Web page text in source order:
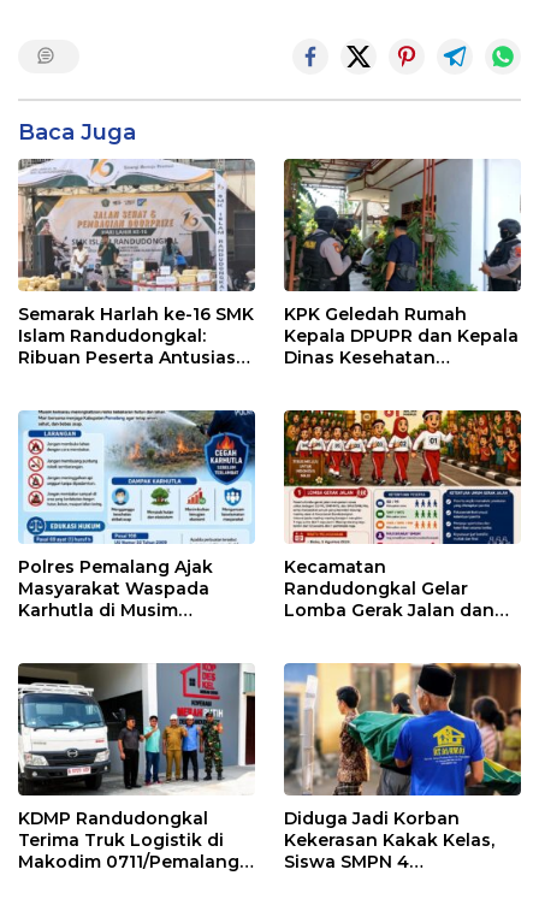
Baca Juga
Semarak Harlah ke-16 SMK
Islam Randudongkal:
Ribuan Peserta Antusias
KPK Geledah Rumah
Kepala DPUPR dan Kepala
Dinas Kesehatan
Polres Pemalang Ajak
Masyarakat Waspada
Karhutla di Musim
Kecamatan
Randudongkal Gelar
Lomba Gerak Jalan dan
KDMP Randudongkal
Terima Truk Logistik di
Makodim 0711/Pemalang
Diduga Jadi Korban
Kekerasan Kakak Kelas,
Siswa SMPN 4